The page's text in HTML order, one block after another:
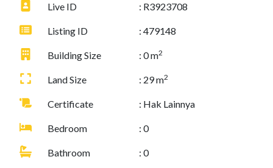
Live ID : R3923708
Listing ID : 479148
Building Size : 0 m2
Land Size : 29 m2
Certificate : Hak Lainnya
Bedroom : 0
Bathroom : 0